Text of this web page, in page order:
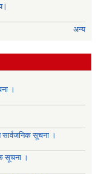
|
अन्य
।
सूचना ।
सूचना ।